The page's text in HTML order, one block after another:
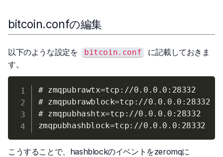
bitcoin.confの編集
以下のような設定を bitcoin.conf
に記載しておきま
す。
# zmqpubrawtx=tcp://0.0.0.0:28332
# zmqpubrawblock=tcp://0.0.0.0:28332
# zmqpubhashtx=tcp://0.0.0.0:28332
こうすることで、hashblockのイベントをzeromqに